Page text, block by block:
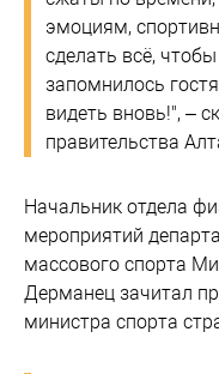
эмоциям,
сделать всё,
запомнилось
видеть вновь!", –
правительства
Начальник отдела
мероприятий
массового спорта
Дерманец зачитал
министра спорта